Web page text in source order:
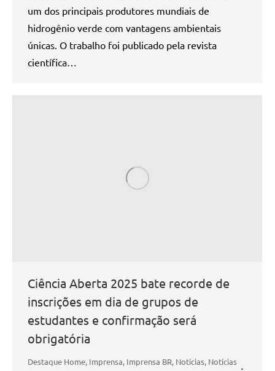
um dos principais produtores mundiais de
hidrogênio verde com vantagens ambientais
únicas. O trabalho foi publicado pela revista
científica…
Ciência Aberta 2025 bate recorde de
inscrições em dia de grupos de
estudantes e confirmação será
obrigatória
Destaque Home, Imprensa, Imprensa BR, Notícias, Notícias